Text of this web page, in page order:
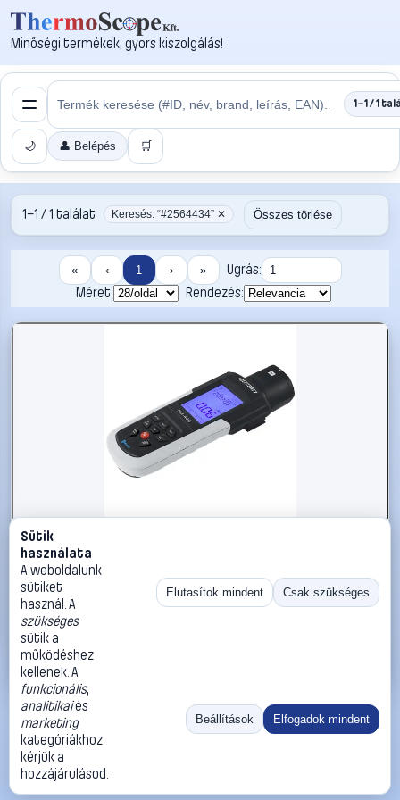
Minőségi termékek, gyors kiszolgálás!
1–1 / 1
🌙 👤 Belépés 🛒
1–1 / 1 találat Keresés: “#2564434” ✕ Összes törlése
« ‹ 1 › »
Ugrás:
Méret:
Rendezés:
#2564434
Adatgyűjtős radioaktivitásmérő, sugárzásmérő Geiger
számláló, Voltcraft RM-400
VOLTCRAFT Geiger számlálók, dózismérők
139 990 Ft
Kosárba
«
Ugrás:
Méret:
Rendezés:
©2026
ThermoScope
ÁSZF
Cégbemutató
Sütik
használata
A weboldalunk
sütiket
használ. A
szükséges
sütik a
működéshez
kellenek. A
funkcionális,
analitikaiés
marketing
kategóriákhoz
kérjük a
hozzájárulásod.
Elutasítok mindent Csak szükséges
Beállítások Elfogadok mindent